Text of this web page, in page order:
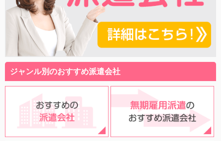
ジャンル別のおすすめ派遣会社